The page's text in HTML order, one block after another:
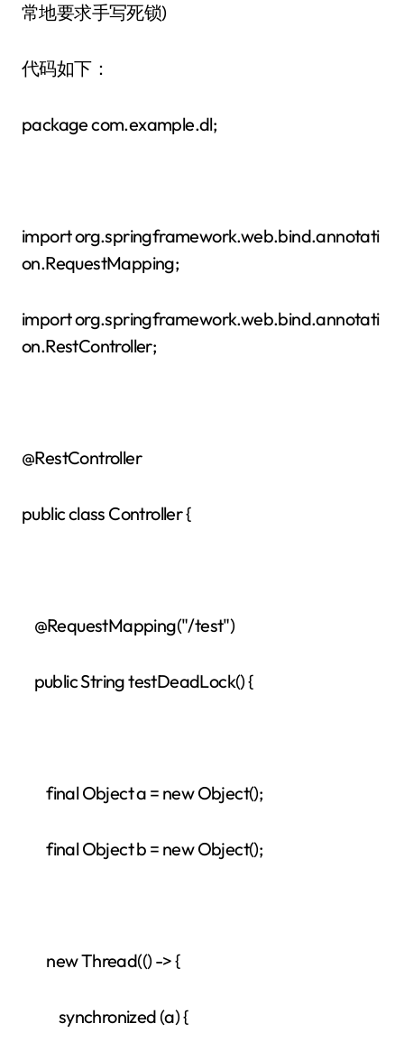
常地要求手写死锁)
代码如下：
package com.example.dl;
import org.springframework.web.bind.annotati
on.RequestMapping;
import org.springframework.web.bind.annotati
on.RestController;
@RestController
public class Controller {
@RequestMapping("/test")
public String testDeadLock() {
final Object a = new Object();
final Object b = new Object();
new Thread(() -> {
synchronized (a) {